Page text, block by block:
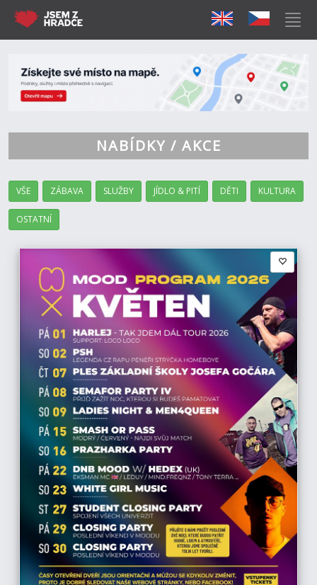
NABÍDKY / AKCE
VŠE ZÁBAVA SLUŽBY JÍDLO & PITÍ DĚTI KULTURA
OSTATNÍ